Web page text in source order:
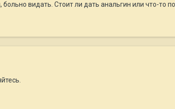
видать. Стоит ли дать анальгин или что-то